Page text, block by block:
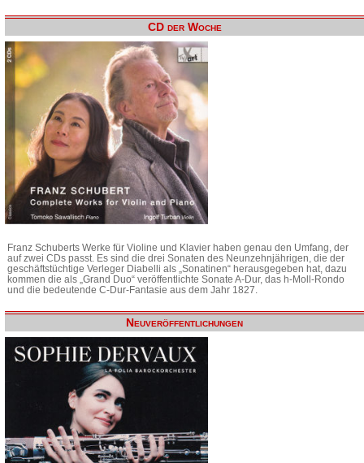
CD der Woche
Franz Schuberts Werke für Violine und Klavier haben genau den Umfang, der
auf zwei CDs passt. Es sind die drei Sonaten des Neunzehnjährigen, die der
geschäftstüchtige Verleger Diabelli als „Sonatinen“ herausgegeben hat, dazu
kommen die als „Grand Duo“ veröffentlichte Sonate A-Dur, das h-Moll-Rondo
und die bedeutende C-Dur-Fantasie aus dem Jahr 1827.
Neuveröffentlichungen